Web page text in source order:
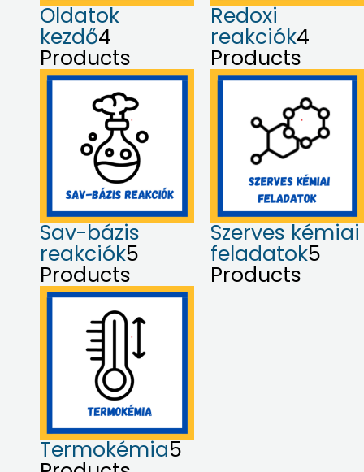
Oldatok
kezdő4
Products
Redoxi
reakciók4
Products
Sav-bázis
reakciók5
Products
Szerves kémiai
feladatok5
Products
Termokémia5